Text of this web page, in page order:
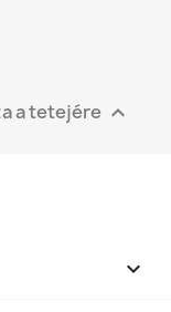
a tetejére 
